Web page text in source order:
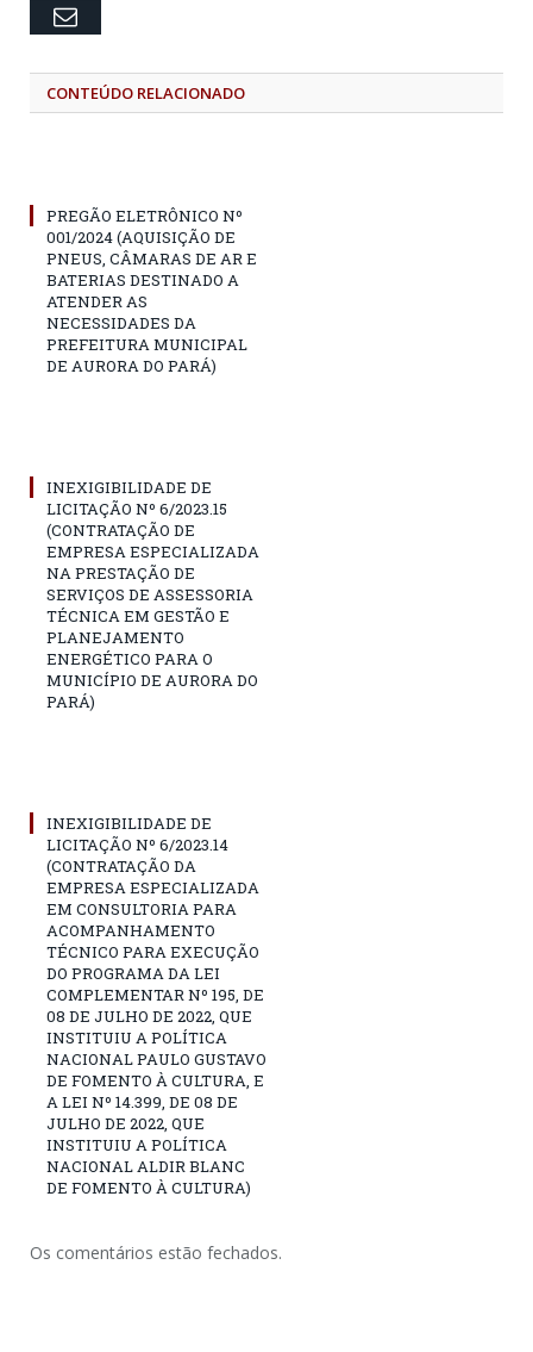
Email
CONTEÚDO RELACIONADO
PREGÃO ELETRÔNICO Nº
001/2024 (AQUISIÇÃO DE
PNEUS, CÂMARAS DE AR E
BATERIAS DESTINADO A
ATENDER AS
NECESSIDADES DA
PREFEITURA MUNICIPAL
DE AURORA DO PARÁ)
INEXIGIBILIDADE DE
LICITAÇÃO Nº 6/2023.15
(CONTRATAÇÃO DE
EMPRESA ESPECIALIZADA
NA PRESTAÇÃO DE
SERVIÇOS DE ASSESSORIA
TÉCNICA EM GESTÃO E
PLANEJAMENTO
ENERGÉTICO PARA O
MUNICÍPIO DE AURORA DO
PARÁ)
INEXIGIBILIDADE DE
LICITAÇÃO Nº 6/2023.14
(CONTRATAÇÃO DA
EMPRESA ESPECIALIZADA
EM CONSULTORIA PARA
ACOMPANHAMENTO
TÉCNICO PARA EXECUÇÃO
DO PROGRAMA DA LEI
COMPLEMENTAR Nº 195, DE
08 DE JULHO DE 2022, QUE
INSTITUIU A POLÍTICA
NACIONAL PAULO GUSTAVO
DE FOMENTO À CULTURA, E
A LEI Nº 14.399, DE 08 DE
JULHO DE 2022, QUE
INSTITUIU A POLÍTICA
NACIONAL ALDIR BLANC
DE FOMENTO À CULTURA)
Os comentários estão fechados.